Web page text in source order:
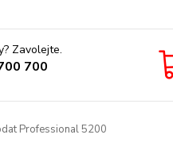
Zavolejte.
700
Professional 5200